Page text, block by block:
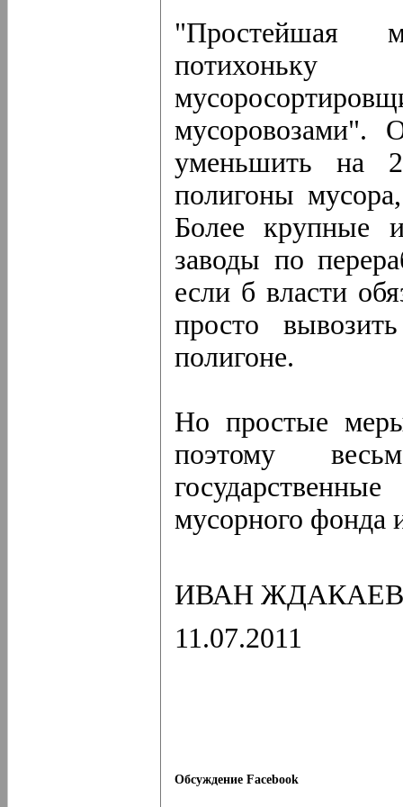
"Простейшая
мусоровозами".
уменьшить на
полигоны
Более крупные
заводы по
если б власти
просто
полигоне.
Но простые меры
поэтому
мусорного фонда
ИВАН ЖДАКАЕВ
11.07.2011
Обсуждение Facebook